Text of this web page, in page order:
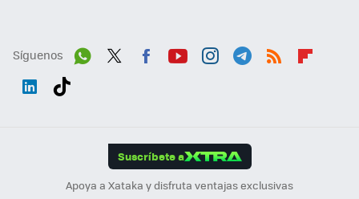
Síguenos
Suscríbete a
Apoya a Xataka y disfruta ventajas exclusivas